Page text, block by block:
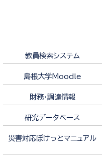
教員検索システム
島根大学Moodle
財務・調達情報
研究データベース
災害対応ぽけっとマニュアル